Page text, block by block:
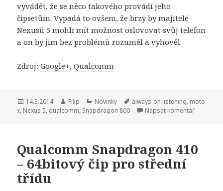
vyvádět, že se něco takového provádí jeho
čipsetům. Vypadá to ovšem, že brzy by majitelé
Nexusů 5 mohli mít možnost oslovovat svůj telefon
a on by jim bez problémů rozuměl a vyhověl.
Zdroj:Google+,Qualcomm
Publikováno:
14.3.2014 Autor:
Filip Rubriky:
Novinky Štítky:
always-on listening, moto
x, Nexus 5, qualcomm, Snapdragon 800 Napsat komentář
Qualcomm Snapdragon 410
– 64bitový čip pro střední
třídu